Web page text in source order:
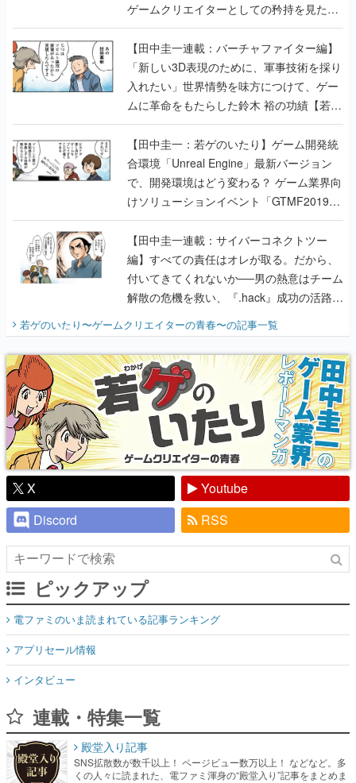
ゲームクリエイターとしての矜持を見た
【若ゲのいたり最終回】
【田中圭一連載：バーチャファイター編】
「新しい3D表現のために、軍事技術を採り
入れたい」世界情勢を味方につけて、ゲー
ムに革命をもたらした鈴木 裕の功績【若ゲ
のいたり】
【田中圭一：若ゲのいたり】ゲーム開発統
合環境「Unreal Engine」最新バージョン
で、開発環境はどう変わる？ ゲーム業界向
けソリューションイベント「GTMF2019」
に行って、より理解を深めよう【PR】
【田中圭一連載：サイバーコネクトツー
編】すべての責任はオレが取る。だから、
付いてきてくれないか──男の熱意はチーム
解散の危機を救い、『.hack』成功の活路を
開く。業界の快男児・松山 洋に流れる血は
『少年ジャンプ』色だった【若ゲのいた
り】
若ゲのいたり〜ゲームクリエイターの青春〜の記事一覧
X
Youtube
Discord
RSS
ピックアップ
電ファミのいま読まれている記事ランキング
アプリセール情報
インタビュー
連載・特集一覧
殿堂入り記事
SNS拡散数が数千以上！ ページビュー数万以上！ などなど。多
くの人々に読まれた、電ファミ渾身の“殿堂入り”記事をまとめま